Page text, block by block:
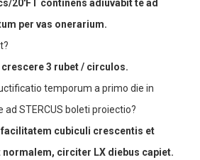
20′FT continens adiuvabit te ad
per vas onerarium.
3 rubet / circulos.
temporum a primo die in
STERCUS boleti proiectio?
facilitatem cubiculi crescentis et
normalem, circiter LX diebus capiet.